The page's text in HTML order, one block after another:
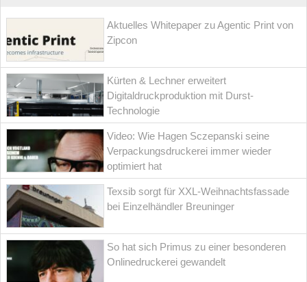
Aktuelles Whitepaper zu Agentic Print von
Zipcon
Kürten & Lechner erweitert
Digitaldruckproduktion mit Durst-
Technologie
Video: Wie Hagen Sczepanski seine
Verpackungsdruckerei immer wieder
optimiert hat
Texsib sorgt für XXL-Weihnachtsfassade
bei Einzelhändler Breuninger
So hat sich Primus zu einer besonderen
Onlinedruckerei gewandelt